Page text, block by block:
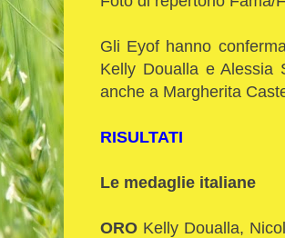
Gli Eyof hanno
Kelly Doualla e Alessia
anche a Margherita
RISULTATI
Le medaglie italiane
ORO Kelly Doualla,